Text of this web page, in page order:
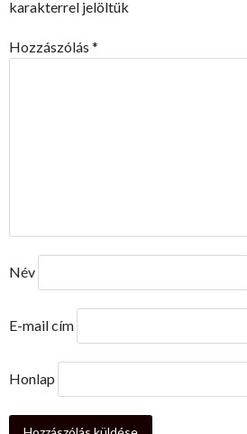
karakterrel jelöltük
Hozzászólás *
Név
E-mail cím
Honlap